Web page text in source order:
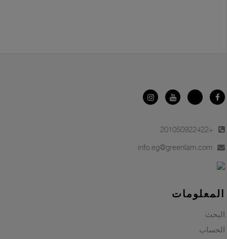
+201050922422
info.eg@greenlam.com
المعلومات
البحث
الحساب